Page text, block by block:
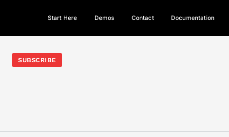
今日熱門新聞TOP3｜西拉雅族正式成第17個原住民族、立院電競
光電場回
Start Here Demos Contact Documentation
SUBSCRIBE